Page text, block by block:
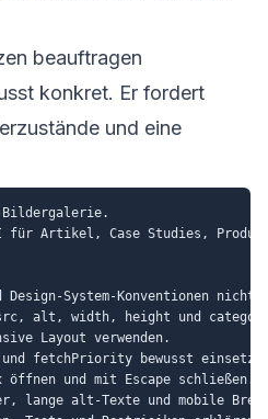
beauftragen
konkret. Er fordert
und eine
Bildergalerie.
Artikel, Case Studies, Produkt-
Design-System-Konventionen nicht
alt, width, height und
Layout verwenden.
fetchPriority bewusst
und mit Escape schließen.
lange alt-Texte und mobile